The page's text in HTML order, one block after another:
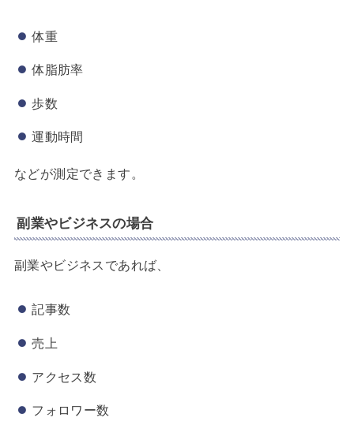
体重
体脂肪率
歩数
運動時間
などが測定できます。
副業やビジネスの場合
副業やビジネスであれば、
記事数
売上
アクセス数
フォロワー数